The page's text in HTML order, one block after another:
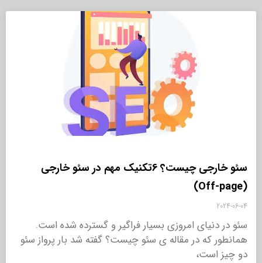
سئو خارجی چیست؟ 6تکنیک مهم در سئو خارجی
(Off-page)
2024-06-04
سئو در دنیای امروزی بسیار فراگیر و گسترده شده است.
همانطور که در مقاله ی سئو چیست؟ گفته شد بار پرواز سئو
دو چیز است،